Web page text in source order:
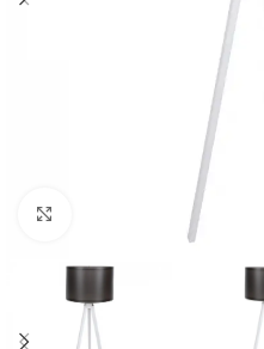
Κάντε κλικ για